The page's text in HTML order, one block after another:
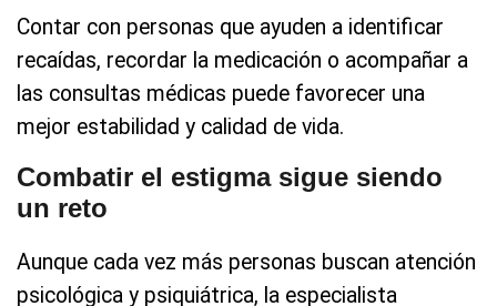
Contar con personas que ayuden a identificar
recaídas, recordar la medicación o acompañar a
las consultas médicas puede favorecer una
mejor estabilidad y calidad de vida.
Combatir el estigma sigue siendo
un reto
Aunque cada vez más personas buscan atención
psicológica y psiquiátrica, la especialista